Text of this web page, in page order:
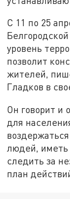
С 11 по 25
уровень
позволит
жителей,
Гладков в
Он говорит и
для
людей, иметь
следить за
план